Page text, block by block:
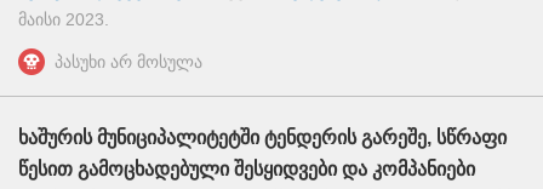
მაისი 2023
პასუხი არ მოსულა
ხაშურის მუნიციპალიტეტში ტენდერის გარეშე, სწრაფი
წესით გამოცხადებული შესყიდვები და კომპანიები